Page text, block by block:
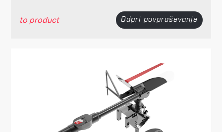
to product Odpri povpraševanje